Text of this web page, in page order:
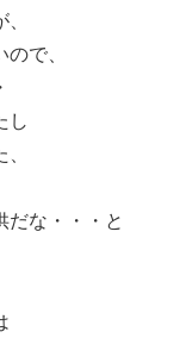
で、
し
だな・・・と